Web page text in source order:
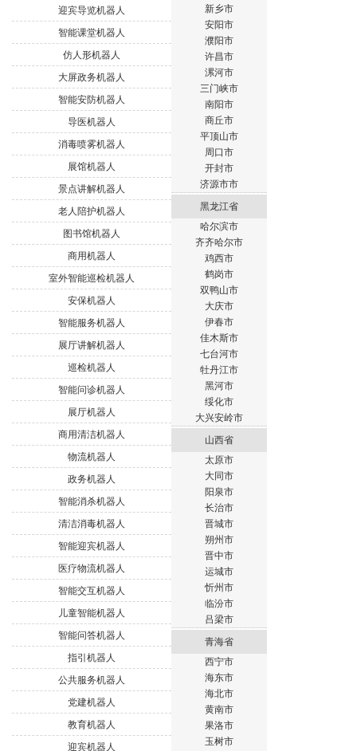
迎宾导览机器人
智能课堂机器人
仿人形机器人
大屏政务机器人
智能安防机器人
导医机器人
消毒喷雾机器人
展馆机器人
景点讲解机器人
老人陪护机器人
图书馆机器人
商用机器人
室外智能巡检机器人
安保机器人
智能服务机器人
展厅讲解机器人
巡检机器人
智能问诊机器人
展厅机器人
商用清洁机器人
物流机器人
政务机器人
智能消杀机器人
清洁消毒机器人
智能迎宾机器人
医疗物流机器人
智能交互机器人
儿童智能机器人
智能问答机器人
指引机器人
公共服务机器人
党建机器人
教育机器人
迎宾机器人
新乡市
安阳市
濮阳市
许昌市
漯河市
三门峡市
南阳市
商丘市
平顶山市
周口市
开封市
济源市市
黑龙江省
哈尔滨市
齐齐哈尔市
鸡西市
鹤岗市
双鸭山市
大庆市
伊春市
佳木斯市
七台河市
牡丹江市
黑河市
绥化市
大兴安岭市
山西省
太原市
大同市
阳泉市
长治市
晋城市
朔州市
晋中市
运城市
忻州市
临汾市
吕梁市
青海省
西宁市
海东市
海北市
黄南市
果洛市
玉树市